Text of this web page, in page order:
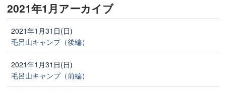
2021年1月アーカイブ
2021年1月31日(日)
毛呂山キャンプ（後編）
2021年1月31日(日)
毛呂山キャンプ（前編）